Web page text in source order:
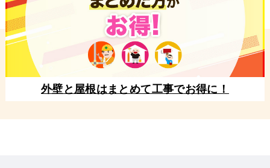
外壁と屋根はまとめて工事でお得に！